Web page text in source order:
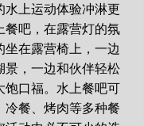
水上运动体验冲淋更
餐吧，在露营灯的氛
坐在露营椅上，一边
景，一边和伙伴轻松
饱口福。水上餐吧可
冷餐、烤肉等多种餐